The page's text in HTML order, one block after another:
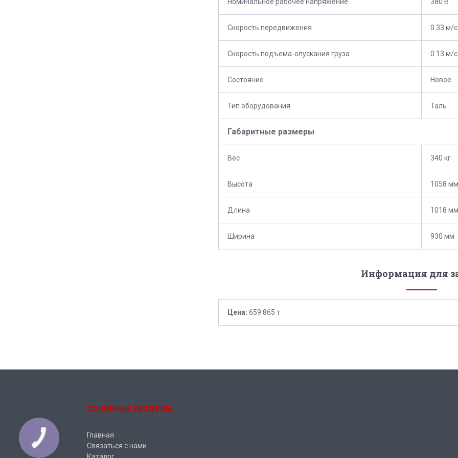
Скорость передвижения 0.33 м/
Скорость подъема-опускания груза 0.13 м/
Состояние Новое
Тип оборудования Таль
Габаритные размеры
Вес 340 кг
Высота 1058 мм
Длина 1018 мм
Ширина 930 мм
Информация для
Цена: 659 865 ₸
ОСНОВНЫЕ РАЗДЕЛЫ
Главная
Связаться с нами
Каталог